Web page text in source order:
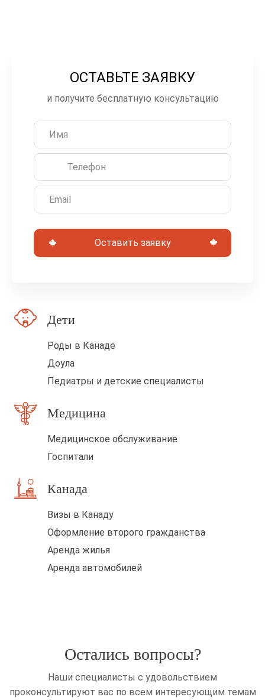
в
т
е
э
л
ОСТАВЬТЕ ЗАЯВКУ
и получите бесплатную консультацию
Оставить заявку
Дети
Роды в Канаде
Доула
Педиатры и детские специалисты
Медицина
Медицинское обслуживание
Госпитали
Канада
Визы в Канаду
Оформление второго гражданства
Аренда жилья
Аренда автомобилей
Остались вопросы?
Наши специалисты с удовольствием
проконсультируют вас по всем интересующим темам